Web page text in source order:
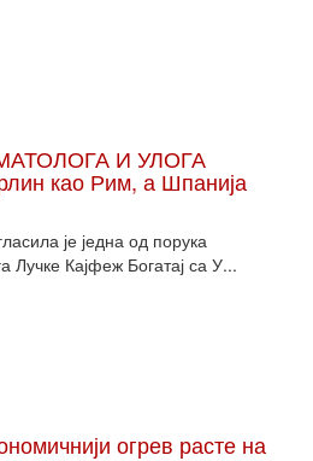
И УЛОГА
као Рим, а Шпанија
је једна од порука
Лучке Кајфеж Богатај са У...
огрев расте на